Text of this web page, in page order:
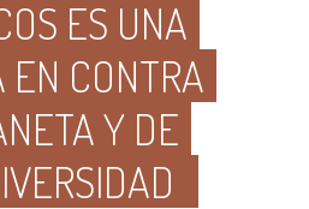
ES UNA
EN CONTRA
Y DE